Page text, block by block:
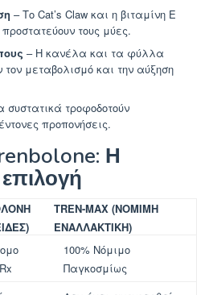
– Το Cat’s Claw και η βιταμίνη E
τους μύες.
– Η κανέλα και τα φύλλα
τον μεταβολισμό και την αύξηση
συστατικά τροφοδοτούν
προπονήσεις.
​​Η
TREN-MAX (ΝΌΜΙΜΗ
ΕΝΑΛΛΑΚΤΙΚΉ)
100% Νόμιμο
Παγκοσμίως